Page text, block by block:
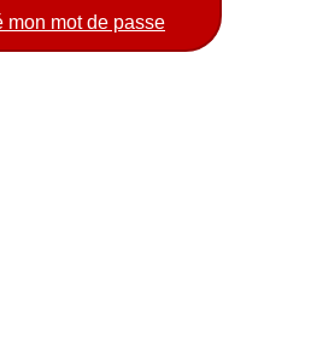
mon mot de passe